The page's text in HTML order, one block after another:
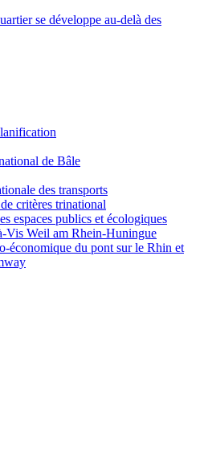
de Bâle
des transports
critères trinational
espaces publics et écologiques
Vis Weil am Rhein-Huningue
économique du pont sur le Rhin et